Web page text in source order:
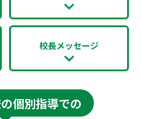
校長メッセージ
個別指導での